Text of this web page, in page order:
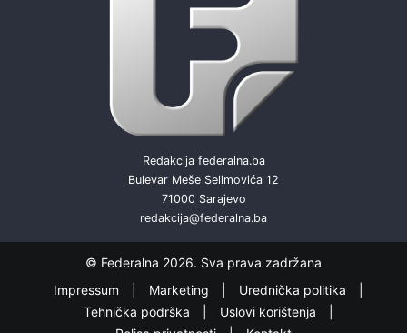
Redakcija federalna.ba
Bulevar Meše Selimovića 12
71000 Sarajevo
redakcija@federalna.ba
© Federalna 2026. Sva prava zadržana
Impressum
Marketing
Urednička politika
Tehnička podrška
Uslovi korištenja